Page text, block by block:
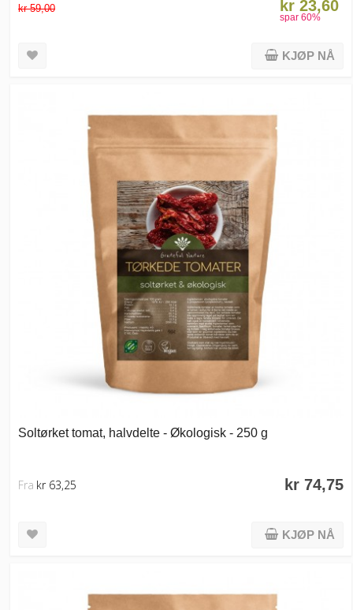
kr 59,00 kr 23,60
spar 60%
KJØP NÅ
Soltørket tomat, halvdelte - Økologisk - 250 g
kr 74,75
Fra kr 63,25
KJØP NÅ